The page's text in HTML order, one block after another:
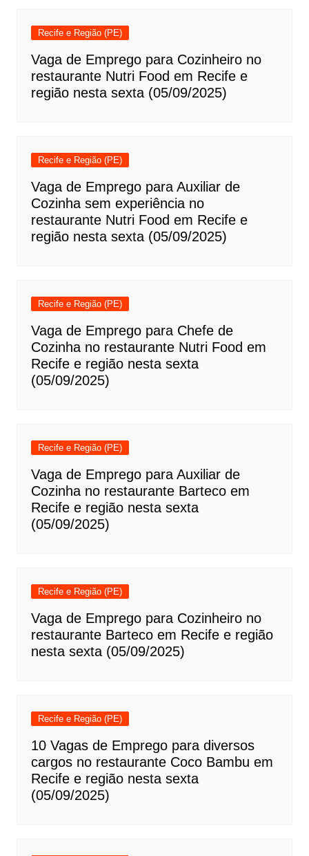
Recife e Região (PE)
Vaga de Emprego para Cozinheiro no
restaurante Nutri Food em Recife e
região nesta sexta (05/09/2025)
Recife e Região (PE)
Vaga de Emprego para Auxiliar de
Cozinha sem experiência no
restaurante Nutri Food em Recife e
região nesta sexta (05/09/2025)
Recife e Região (PE)
Vaga de Emprego para Chefe de
Cozinha no restaurante Nutri Food em
Recife e região nesta sexta
(05/09/2025)
Recife e Região (PE)
Vaga de Emprego para Auxiliar de
Cozinha no restaurante Barteco em
Recife e região nesta sexta
(05/09/2025)
Recife e Região (PE)
Vaga de Emprego para Cozinheiro no
restaurante Barteco em Recife e região
nesta sexta (05/09/2025)
Recife e Região (PE)
10 Vagas de Emprego para diversos
cargos no restaurante Coco Bambu em
Recife e região nesta sexta
(05/09/2025)